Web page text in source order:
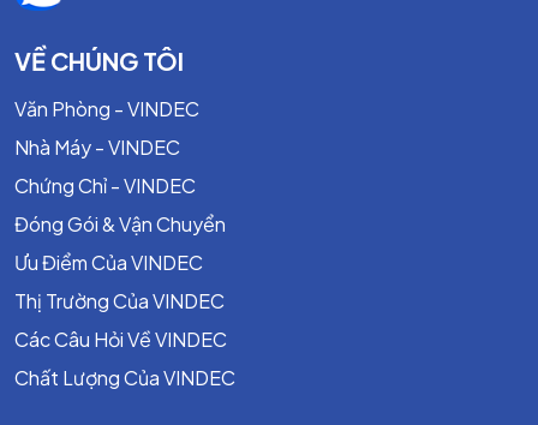
VỀ CHÚNG TÔI
Văn Phòng - VINDEC
Nhà Máy - VINDEC
Chứng Chỉ - VINDEC
Đóng Gói & Vận Chuyển
Ưu Điểm Của VINDEC
Thị Trường Của VINDEC
Các Câu Hỏi Về VINDEC
Chất Lượng Của VINDEC